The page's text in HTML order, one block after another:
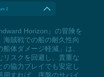
2
Horizon』の冒険を
海賊戦での船の耐久性向
体ダメージ軽減」は、
リスクを回避し、貴重な
協力プレイでも安定し
用すれば、序盤のサバイ